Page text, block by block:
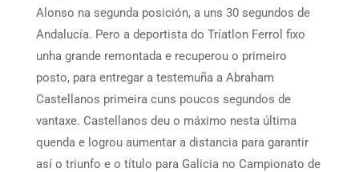
Alonso na segunda posición, a uns 30 segundos de
Andalucía. Pero a deportista do Tríatlon Ferrol fixo
unha grande remontada e recuperou o primeiro
posto, para entregar a testemuña a Abraham
Castellanos primeira cuns poucos segundos de
vantaxe. Castellanos deu o máximo nesta última
quenda e logrou aumentar a distancia para garantir
así o triunfo e o título para Galicia no Campionato de